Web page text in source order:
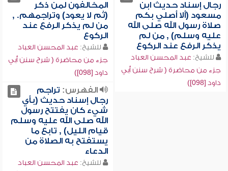
رجال إسناد حديث ابن
مسعود (ألا أصلي بكم
صلاة رسول الله صلى الله
عليه وسلم) , من لم
يذكر الرفع عند الركوع
للشيخ: عبد المحسن العباد
جزء من محاضرة ( شرح سنن أبي
داود [098])
المخالفون لمن ذكر
(ثم لا يعود) وتراجمهم. ,
من لم يذكر الرفع عند
الركوع
للشيخ: عبد المحسن العباد
جزء من محاضرة ( شرح سنن أبي
داود [098])
الفهرس: تراجم
رجال إسناد حديث (بأي
شيء كان يفتتح رسول
الله صلى الله عليه وسلم
قيام الليل) , تابع ما
يستفتح به الصلاة من
الدعاء
للشيخ: عبد المحسن العباد